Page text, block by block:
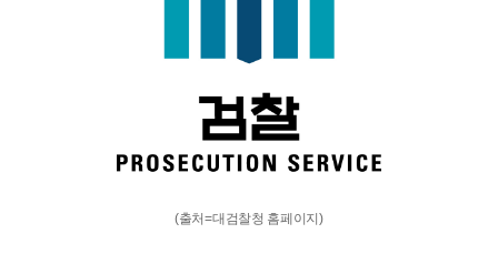
(출처=대검찰청 홈페이지)